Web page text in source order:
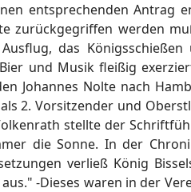
entsprechenden Antrag
zurückgegriffen werden
das
und Musik fleißig
Johannes Nolte nach
2. Vorsitzender und
stellte der
die Sonne. In der
verließ König
-Dieses waren in der